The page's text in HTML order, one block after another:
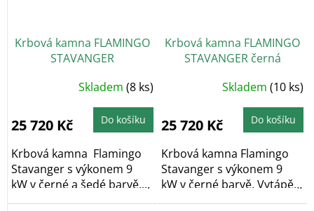
Krbová kamna FLAMINGO
STAVANGER
5,0
z
hvězdiček.
Skladem(8 ks)
25 720 Kč Do košíku
Krbová kamna Flamingo
Stavanger s výkonem 9
kW v černé a šedé barvě....
Krbová kamna FLAMINGO
STAVANGER černá
Průměrné
hodnocení
5,0
z
hvězdiček.
Skladem(10 ks)
25 720 Kč Do košíku
Krbová kamna Flamingo
Stavanger s výkonem 9
kW v černé barvě. Vytápěcí
schopnost...